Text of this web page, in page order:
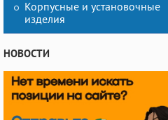
Корпусные и установочные
изделия
НОВОСТИ